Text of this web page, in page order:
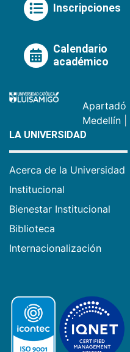
Inscripciones
Calendario
académico
Apartadó
Medellín
LA UNIVERSIDAD
Acerca de la Universidad
Institucional
Bienestar Institucional
Biblioteca
Internacionalización